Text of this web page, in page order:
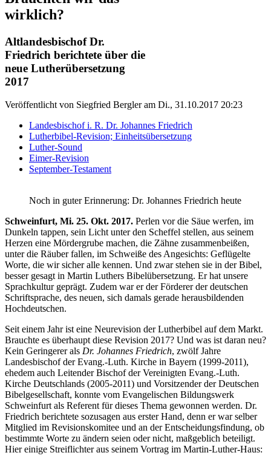
wirklich?
Altlandesbischof Dr.
Friedrich berichtete über die
neue Lutherübersetzung
2017
Veröffentlicht von Siegfried Bergleram Di., 31.10.2017 20:23
Landesbischof i. R. Dr. Johannes Friedrich
Lutherbibel-Revision; Einheitsübersetzung
Luther-Sound
Eimer-Revision
September-Testament
Noch in guter Erinnerung: Dr. Johannes Friedrich heute
Schweinfurt, Mi. 25. Okt. 2017. Perlen vor die Säue werfen, im
Dunkeln tappen, sein Licht unter den Scheffel stellen, aus seinem
Herzen eine Mördergrube machen, die Zähne zusammenbeißen,
unter die Räuber fallen, im Schweiße des Angesichts: Geflügelte
Worte, die wir sicher alle kennen. Und zwar stehen sie in der Bibel,
besser gesagt in Martin Luthers Bibelübersetzung. Er hat unsere
Sprachkultur geprägt. Zudem war er der Förderer der deutschen
Schriftsprache, des neuen, sich damals gerade herausbildenden
Hochdeutschen.
Seit einem Jahr ist eine Neurevision der Lutherbibel auf dem Markt.
Brauchte es überhaupt diese Revision 2017? Und was ist daran neu?
Kein Geringerer als Dr. Johannes Friedrich, zwölf Jahre
Landesbischof der Evang.-Luth. Kirche in Bayern (1999-2011),
ehedem auch Leitender Bischof der Vereinigten Evang.-Luth.
Kirche Deutschlands (2005-2011) und Vorsitzender der Deutschen
Bibelgesellschaft, konnte vom Evangelischen Bildungswerk
Schweinfurt als Referent für dieses Thema gewonnen werden. Dr.
Friedrich berichtete sozusagen aus erster Hand, denn er war selber
Mitglied im Revisionskomitee und an der Entscheidungsfindung, ob
bestimmte Worte zu ändern seien oder nicht, maßgeblich beteiligt.
Hier einige Streiflichter aus seinem Vortrag im Martin-Luther-Haus: